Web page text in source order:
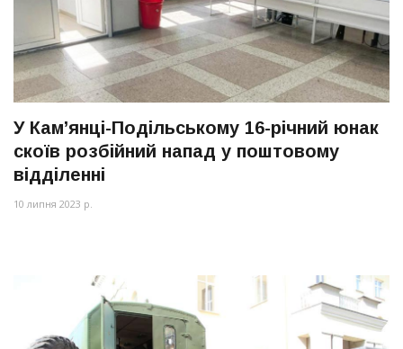
У Кам’янці-Подільському 16-річний юнак
скоїв розбійний напад у поштовому
відділенні
10 липня 2023 р.